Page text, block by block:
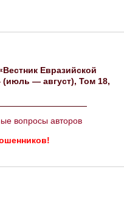
Евразийской
(июль — август), Том 18,
вопросы авторов